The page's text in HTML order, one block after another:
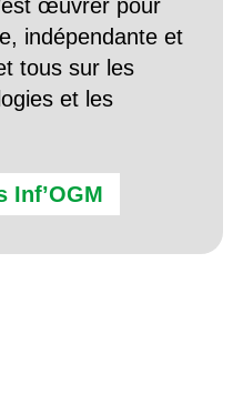
œuvrer pour
indépendante et
tous sur les
et les
Inf’OGM